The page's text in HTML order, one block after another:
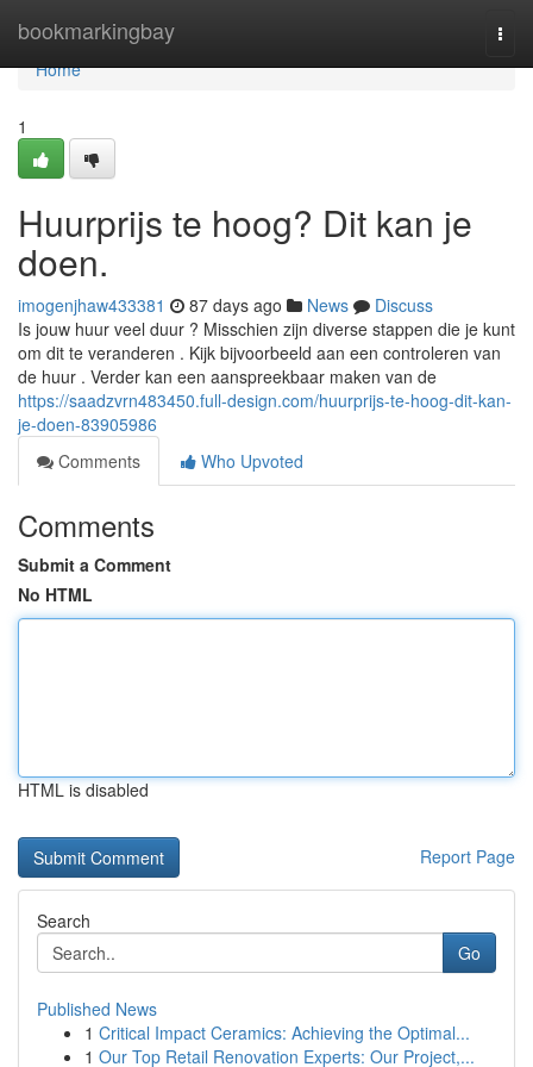
bookmarkingbay
Home
Home
1
Huurprijs te hoog? Dit kan je
doen.
imogenjhaw433381 87 days ago News
Discuss
Is jouw huur veel duur ? Misschien zijn diverse stappen die je kunt
om dit te veranderen . Kijk bijvoorbeeld aan een controleren van
de huur . Verder kan een aanspreekbaar maken van de
https://saadzvrn483450.full-design.com/huurprijs-te-hoog-dit-kan-
je-doen-83905986
Comments
Who Upvoted
Comments
Submit a Comment
No HTML
HTML is disabled
Report Page
Search
Go
Published News
1 Critical Impact Ceramics: Achieving the Optimal...
1 Our Top Retail Renovation Experts: Our Project,...